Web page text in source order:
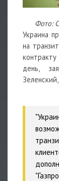
Фото:
Украина
на
день,